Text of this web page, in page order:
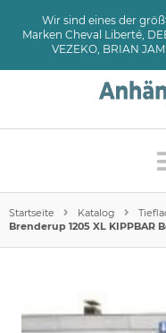
Wir sind eines der
Marken Cheval Liberté,
VEZEKO, BRIAN
Startseite Katalog
Brenderup 1205 XL KIPPBAR